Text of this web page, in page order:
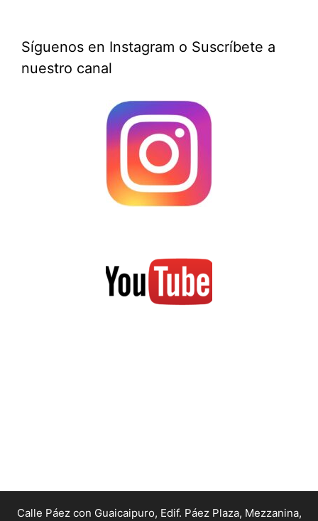
Síguenos en Instagram o Suscríbete a
nuestro canal
Calle Páez con Guaicaipuro, Edif. Páez Plaza, Mezzanina,